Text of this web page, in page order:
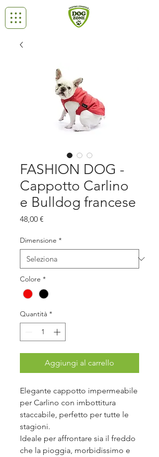
FASHION DOG -
Cappotto Carlino
e Bulldog francese
48,00 €
Dimensione *
Colore *
Quantità *
Aggiungi al carrello
Elegante cappotto impermeabile
per Carlino con imbottitura
staccabile, perfetto per tutte le
stagioni.
Ideale per affrontare sia il freddo
che la pioggia, morbidissimo e